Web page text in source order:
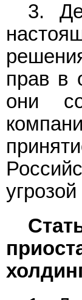
3.
прав в
они